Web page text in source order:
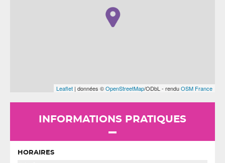
Leaflet | données ©OpenStreetMap/ODbL - renduOSM France
INFORMATIONS PRATIQUES
HORAIRES